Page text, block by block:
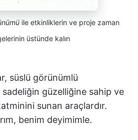
ile etkinliklerin ve proje zaman
üstünde kalın
süslü görünümlü
güzelliğine sahip ve
sunan araçlardır.
benim deyimimle.